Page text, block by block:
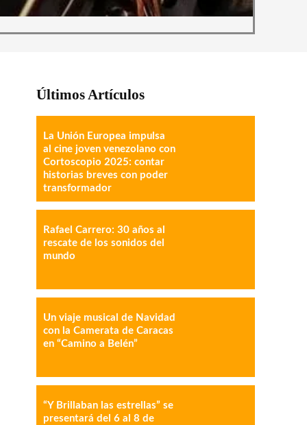
Últimos Artículos
La Unión Europea impulsa
al cine joven venezolano con
Cortoscopio 2025: contar
historias breves con poder
transformador
Rafael Carrero: 30 años al
rescate de los sonidos del
mundo
Un viaje musical de Navidad
con la Camerata de Caracas
en “Camino a Belén”
“Y Brillaban las estrellas” se
presentará del 6 al 8 de